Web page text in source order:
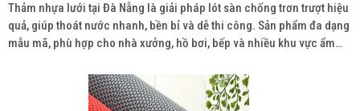
Thảm nhựa lưới tại Đà Nẵng là giải pháp lót sàn chống trơn trượt hiệu
quả, giúp thoát nước nhanh, bền bỉ và dễ thi công. Sản phẩm đa dạng
mẫu mã, phù hợp cho nhà xưởng, hồ bơi, bếp và nhiều khu vực ẩm